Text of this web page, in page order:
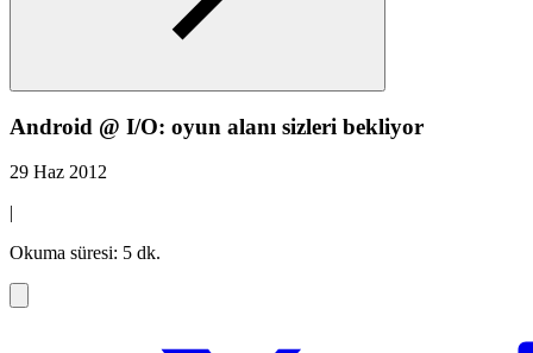
Android @ I/O: oyun alanı sizleri bekliyor
29 Haz 2012
|
Okuma süresi: 5 dk.